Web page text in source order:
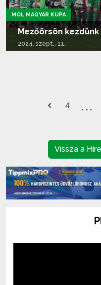
MOL MAGYAR KUPA
Mezőörsön
2024. szept.. 11.
4
Vissza a